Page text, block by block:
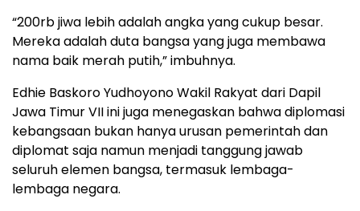
“200rb jiwa lebih adalah angka yang cukup besar.
Mereka adalah duta bangsa yang juga membawa
nama baik merah putih,” imbuhnya.
Edhie Baskoro Yudhoyono Wakil Rakyat dari Dapil
Jawa Timur VII ini juga menegaskan bahwa diplomasi
kebangsaan bukan hanya urusan pemerintah dan
diplomat saja namun menjadi tanggung jawab
seluruh elemen bangsa, termasuk lembaga-
lembaga negara.